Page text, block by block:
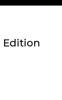
Edition